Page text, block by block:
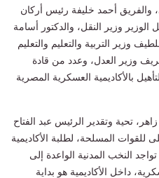
والفريق أحمد خليفة رئيس أركان
وزير النقل، والدكتور أسامة
وزير التربية والتعليم والتعليم
وزير العدل، وعدد من قادة
بالأكاديمية العسكرية المصرية
تحية وتقدير الرئيس عبد الفتاح
للقوات المسلحة، لطلبة الأكاديمية
النخب المدنية الواعدة إلى
داخل الأكاديمية هو بداية